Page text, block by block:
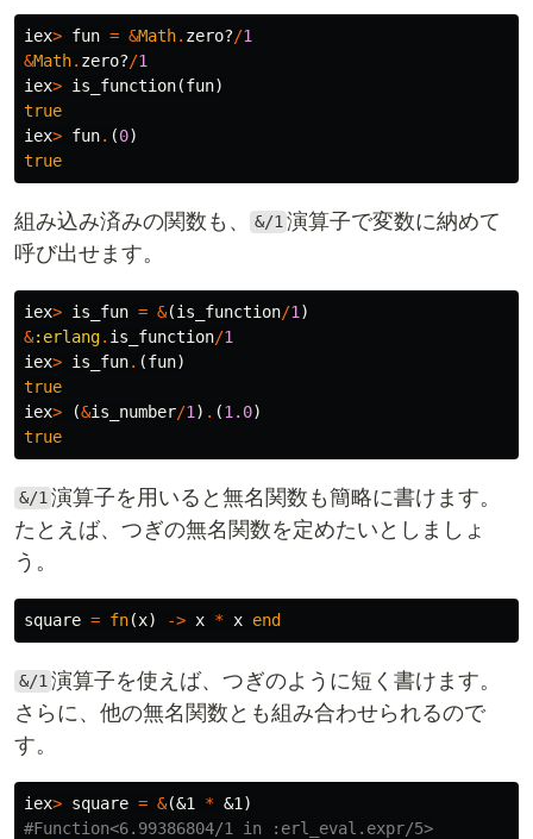
iex> fun = &Math. zero?/1
&Math. zero?/1
iex> is_function(fun)
true
iex> fun. (0)
true
組み込み済みの関数も、 &/1 演算子で変数に納めて
呼び出せます。
iex> is_fun = &(is_function/1 )
&:erlang. is_function/1
iex> is_fun. (fun)
true
iex> (&is_number/1 ) . (1.0)
true
&/1 演算子を用いると無名関数も簡略に書けます。
たとえば、つぎの無名関数を定めたいとしましょ
う。
square = fn(x) -> x * x end
&/1 演算子を使えば、つぎのように短く書けます。
さらに、他の無名関数とも組み合わせられるので
す。
iex> square = &(&1 * &1 )
#Function<6.99386804/1 in :erl_eval.expr/5>